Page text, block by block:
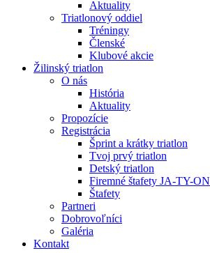
Aktuality
Triatlonový oddiel
Tréningy
Členské
Klubové akcie
Žilinský triatlon
O nás
História
Aktuality
Propozície
Registrácia
Šprint a krátky triatlon
Tvoj prvý triatlon
Detský triatlon
Firemné štafety JA-TY-ON
Štafety
Partneri
Dobrovoľníci
Galéria
Kontakt